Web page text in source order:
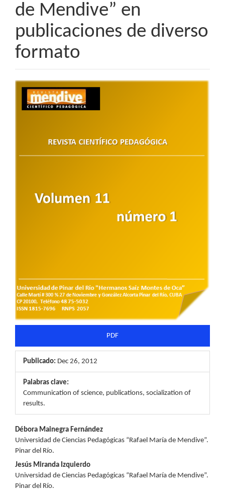
de Mendive” en
publicaciones de diverso
formato
Barra
lateral
artículo
PDF
Publicado: Dec 26, 2012
Palabras clave:
Communication of science, publications, socialization of
results.
Contenido
principal
del
artículo
Débora Mainegra Fernández
Universidad de Ciencias Pedagógicas “Rafael María de Mendive”.
Pinar del Río.
Jesús Miranda Izquierdo
Universidad de Ciencias Pedagógicas “Rafael María de Mendive”.
Pinar del Río.